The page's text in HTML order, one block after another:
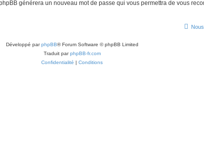
générera un nouveau mot de passe qui vous permettra de vous
Développé parphpBB® Forum Software © phpBB Limited
Traduit parphpBB-fr.com
Confidentialité | Conditions